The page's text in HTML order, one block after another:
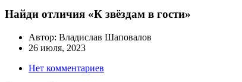
Найди отличия «К звёздам в гости»
Автор: Владислав Шаповалов
26 июля, 2023
Нет комментариев